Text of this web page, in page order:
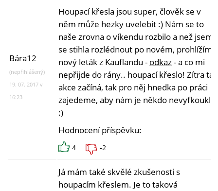
Bára12
(nepřihlášený)
19. 07. 2017 v
16:23
Houpací křesla jsou super, člověk se v
něm může hezky uvelebit :) Nám se to
naše zrovna o víkendu rozbilo a než jsem
se stihla rozlédnout po novém, prohlížím
nový leták z Kauflandu - odkaz- a co mi
nepřijde do rány.. houpací křeslo! Zítra ta
akce začíná, tak pro něj hnedka po práci
zajedeme, aby nám je někdo nevyfkoukl.
:)
Hodnocení příspěvku:
4 -2
Já mám také skvělé zkušenosti s
houpacím křeslem. Je to taková